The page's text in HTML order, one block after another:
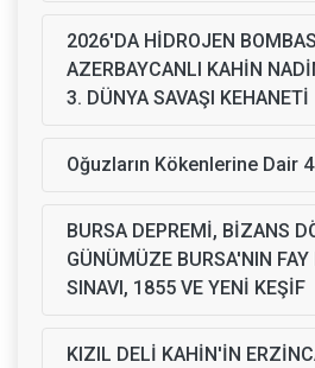
2026'DA HİDROJEN
AZERBAYCANLI KAHİN
3. DÜNYA SAVAŞI KEHANETİ
Oğuzların Kökenlerine Dair
BURSA DEPREMİ, BİZANS
GÜNÜMÜZE BURSA'NIN
SINAVI, 1855 VE YENİ KEŞİF
KIZIL DELİ KAHİN'İN